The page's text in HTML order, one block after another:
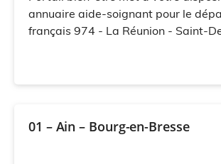
annuaire aide-soignant pour le
français 974 - La Réunion - Saint-
01 – Ain – Bourg-en-Bresse